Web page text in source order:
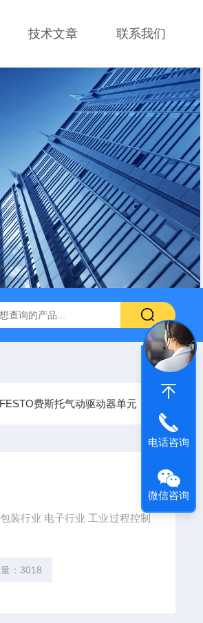
技术文章 联系我们
气动 ORIENTALMOTOR东方马达
FESTO费斯托气动驱动器单元
装行业 电子行业 工业过程控制
：3018
电话咨询
微信咨询